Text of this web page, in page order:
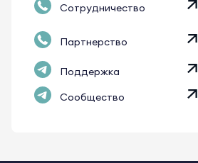
Сотрудничество
Партнерство
Поддержка
Сообщество